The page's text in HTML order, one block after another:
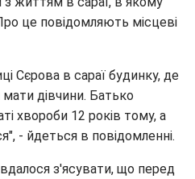
це повідомляють місцеві
Сєрова в сараї будинку, де
мати дівчини. Батько
хвороби 12 років тому, а
- йдеться в повідомленні.
з'ясувати, що перед